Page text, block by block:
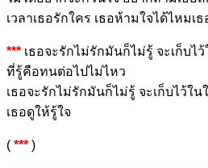
เวลาเธอรักใคร เธอห้ามใจได้ไหมเธ
*** เธอจะรักไม่รักมันก็ไม่รู้ จะเก็บไ
ที่รู้คือทนต่อไปไม่ไหว
เธอจะรักไม่รักมันก็ไม่รู้ จะเก็บไว้ใ
เธอดูให้รู้ใจ
( *** )